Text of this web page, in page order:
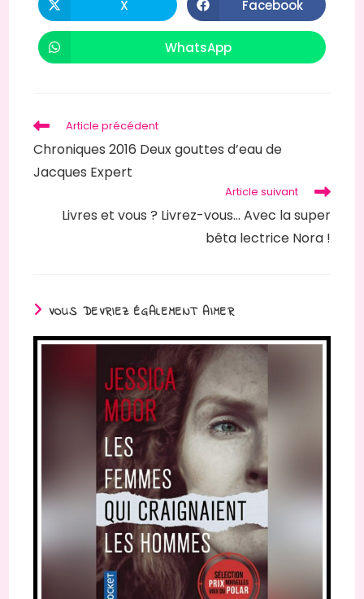
Ouvrir
dans
une
X Ouvrir
dans
une
Facebook
Ouvrir
dans
WhatsApp
Read
more
articles
Article précédent
Chroniques 2016 Deux gouttes d’eau de
Jacques Expert
Article suivant
Livres et vous ? Livrez-vous… Avec la super
bêta lectrice Nora !
VOUS DEVRIEZ ÉGALEMENT AIMER